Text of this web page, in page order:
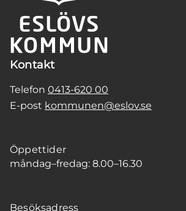
Kontakt
Telefon 0413-620 00
E-post kommunen@eslov.se
Öppettider
måndag–fredag: 8.00–16.30
Besöksadress